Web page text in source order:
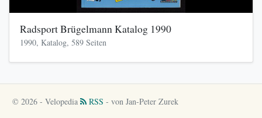
Radsport Brügelmann Katalog 1990
1990, Katalog, 589 Seiten
© 2026 - Velopedia RSS - von Jan-Peter Zurek